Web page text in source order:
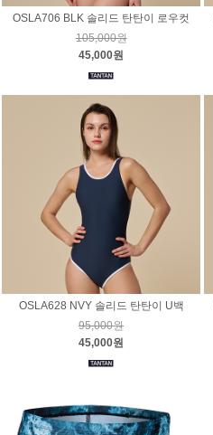
OSLA706 BLK 솔리드 탄탄이 로우컷
105,000원
45,000원
OSLA628 NVY 솔리드 탄탄이 U백
95,000원
45,000원